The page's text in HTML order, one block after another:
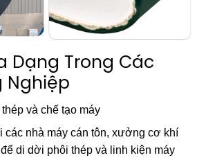
Dạng Trong Các
Nghiệp
và chế tạo máy
các nhà máy cán tôn, xưởng cơ khí
di dời phôi thép và linh kiện máy